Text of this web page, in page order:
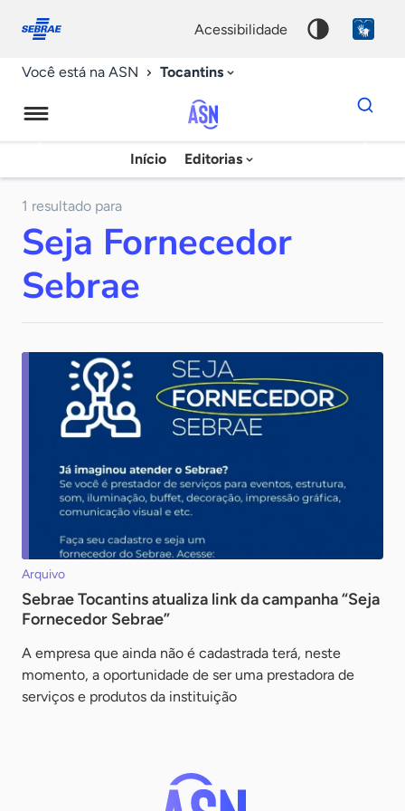
conosco
acessibilidade
Você está na ASN Tocantins
Agência
Sebrae
Notícias
Início Editorias
Dados
para
chave
1 resultado para
Seja Fornecedor
Sebrae
Arquivo
Sebrae Tocantins atualiza link da campanha “Seja
Fornecedor Sebrae”
A empresa que ainda não é cadastrada terá, neste
momento, a oportunidade de ser uma prestadora de
serviços e produtos da instituição